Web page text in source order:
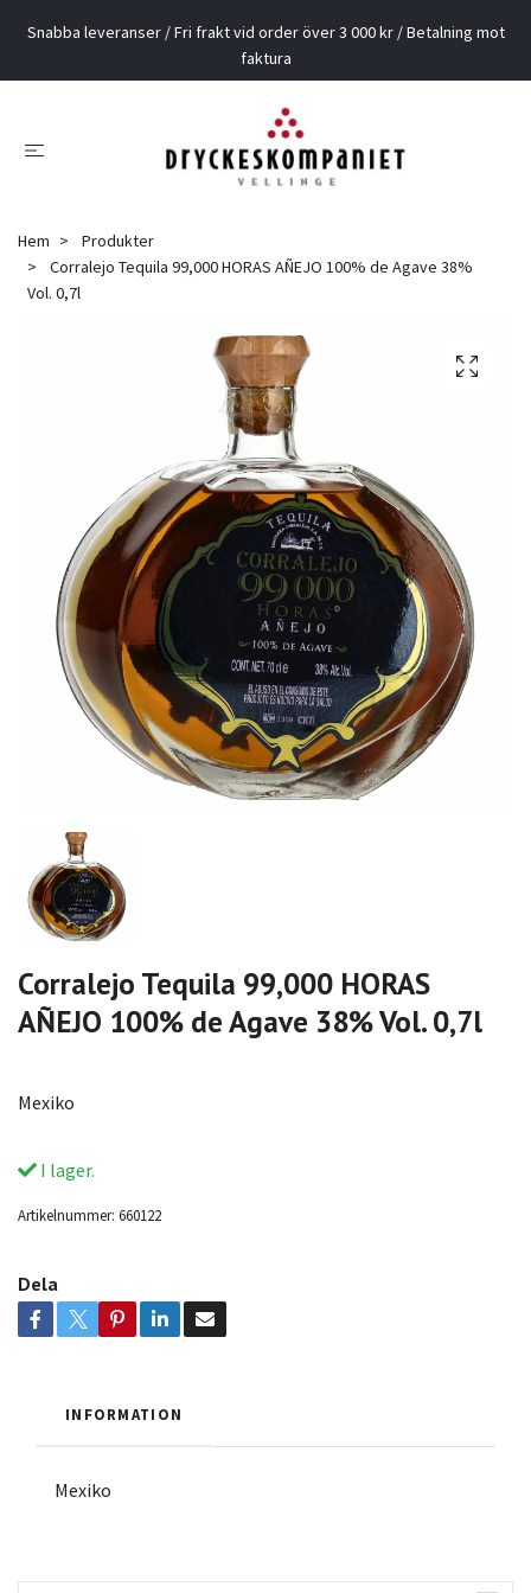
Snabba leveranser / Fri frakt vid order över 3 000 kr / Betalning mot
faktura
Hem
Produkter
Corralejo Tequila 99,000 HORAS AÑEJO 100% de Agave 38%
Vol. 0,7l
Corralejo Tequila 99,000 HORAS
AÑEJO 100% de Agave 38% Vol. 0,7l
Mexiko
I lager.
Artikelnummer: 660122
Dela
INFORMATION
Mexiko